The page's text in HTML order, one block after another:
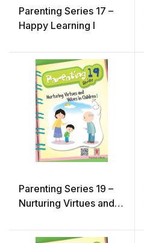
Parenting Series 17 –
Happy Learning I
Parenting Series 19 –
Nurturing Virtues and